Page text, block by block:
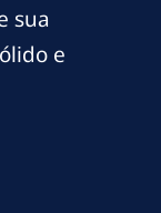
sua
e